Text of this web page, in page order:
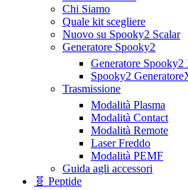
Chi Siamo
Quale kit scegliere
Nuovo su Spooky2 Scalar
Generatore Spooky2
Generatore
Spooky2
Trasmissione
Modalità Plasma
Modalità Contact
Modalità Remote
Laser Freddo
Modalità PEMF
Guida agli accessori
🧬 Peptide